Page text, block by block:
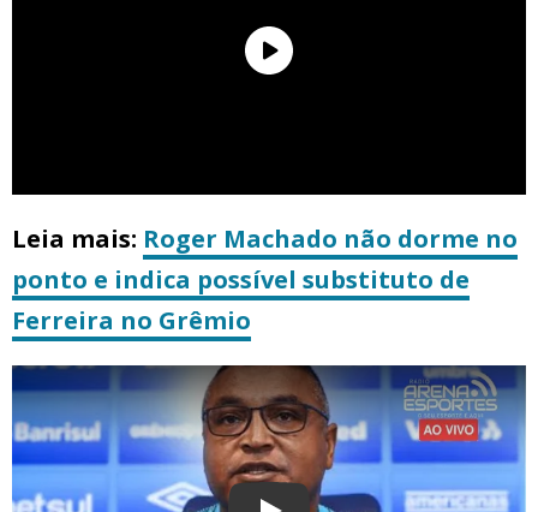
Leia mais: Roger Machado não dorme no
ponto e indica possível substituto de
Ferreira no Grêmio